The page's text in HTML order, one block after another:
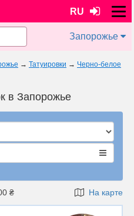
RU
Запорожье
→ Татуировки → Черно-белое
в Запорожье
₴ На карте